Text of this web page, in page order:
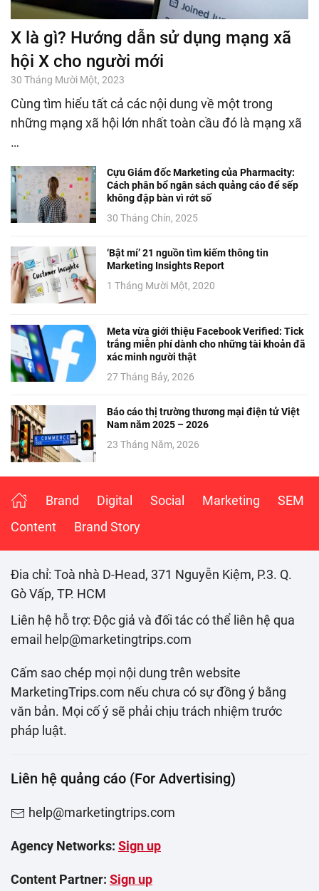
X là gì? Hướng dẫn sử dụng mạng xã
hội X cho người mới
30 Tháng Mười Một, 2023
Cùng tìm hiểu tất cả các nội dung về một trong
những mạng xã hội lớn nhất toàn cầu đó là mạng xã
…
Cựu Giám đốc Marketing của Pharmacity:
Cách phân bổ ngân sách quảng cáo để sếp
không đập bàn vì rớt số
30 Tháng Chín, 2025
‘Bật mí’ 21 nguồn tìm kiếm thông tin
Marketing Insights Report
1 Tháng Mười Một, 2020
Meta vừa giới thiệu Facebook Verified: Tick
trắng miễn phí dành cho những tài khoản đã
xác minh người thật
27 Tháng Bảy, 2026
Báo cáo thị trường thương mại điện tử Việt
Nam năm 2025 – 2026
23 Tháng Năm, 2026
Brand Digital Social Marketing
SEM
Content
Brand Story
Đia chỉ: Toà nhà D-Head, 371 Nguyễn Kiệm, P.3. Q.
Gò Vấp, TP. HCM
Liên hệ hỗ trợ: Độc giả và đối tác có thể liên hệ qua
email help@marketingtrips.com
Cấm sao chép mọi nội dung trên website
MarketingTrips.com nếu chưa có sự đồng ý bằng
văn bản. Mọi cố ý sẽ phải chịu trách nhiệm trước
pháp luật.
Liên hệ quảng cáo (For Advertising)
help@marketingtrips.com
Agency Networks: Sign up
Content Partner: Sign up